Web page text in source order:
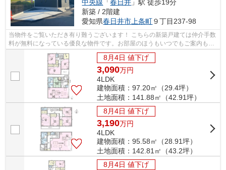
中央線 「春日井 」駅 徒歩19分
新築 / 2階建
愛知県春日井市上条町９丁目237-98
当物件をご覧いただき有り難うございます！ こちらの新築戸建ては仲介手数
料が無料になっている優良な物件です。お部屋のほうもいつでもご案内もさ
せて頂きますのでお気軽にお問合せ下...
8月4日 値下げ
3,090万円
4LDK
建物面積：97.20㎡（29.4坪）
土地面積：141.88㎡（42.91坪）
8月4日 値下げ
3,190万円
4LDK
建物面積：95.58㎡（28.91坪）
土地面積：142.81㎡（43.2坪）
8月4日 値下げ